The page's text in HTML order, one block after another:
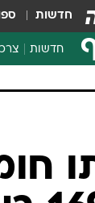
חדשות
חדשות